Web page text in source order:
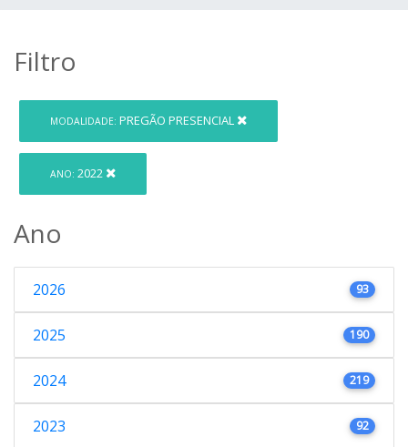
Filtro
MODALIDADE: PREGÃO PRESENCIAL
ANO: 2022
Ano
2026 93
2025 190
2024 219
2023 92